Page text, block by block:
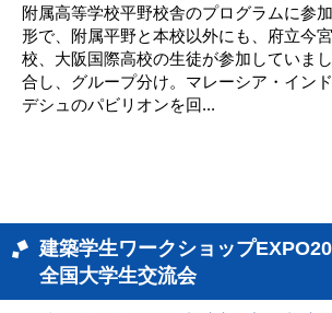
附属高等学校平野校舎のプログラムに参
形で、附属平野と本校以外にも、府立今
校、大阪国際高校の生徒が参加していま
合し、グループ分け。マレーシア・イン
デシュのパビリオンを回...
建築学生ワークショップ
全国大学生交流会